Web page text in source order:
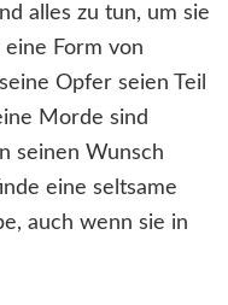
alles zu tun, um sie
eine Form von
Opfer seien Teil
Morde sind
seinen Wunsch
eine seltsame
auch wenn sie in